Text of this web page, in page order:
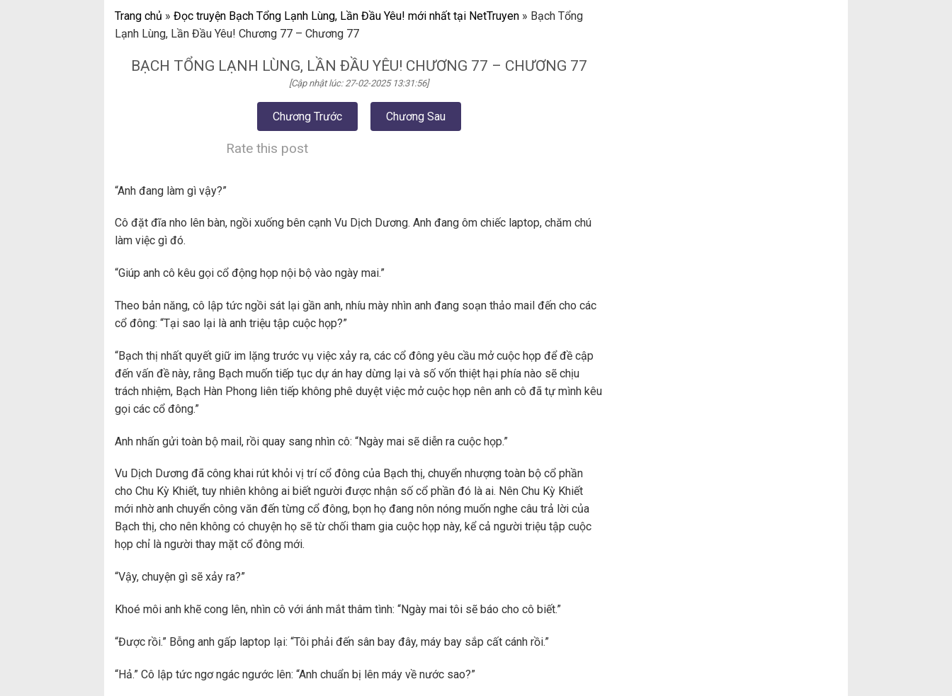
Trang chủ » Đọc truyện Bạch Tổng Lạnh Lùng, Lần Đầu Yêu! mới nhất tại NetTruyen » Bạch Tổng
Lạnh Lùng, Lần Đầu Yêu! Chương 77 – Chương 77
BẠCH TỔNG LẠNH LÙNG, LẦN ĐẦU YÊU! CHƯƠNG 77 – CHƯƠNG 77
[Cập nhật lúc: 27-02-2025 13:31:56]
Chương Trước Chương Sau
Rate this post
“Anh đang làm gì vậy?”
Cô đặt đĩa nho lên bàn, ngồi xuống bên cạnh Vu Dịch Dương. Anh đang ôm chiếc laptop, chăm chú
làm việc gì đó.
“Giúp anh cô kêu gọi cổ động họp nội bộ vào ngày mai.”
Theo bản năng, cô lập tức ngồi sát lại gần anh, nhíu mày nhìn anh đang soạn thảo mail đến cho các
cổ đông: “Tại sao lại là anh triệu tập cuộc họp?”
“Bạch thị nhất quyết giữ im lặng trước vụ việc xảy ra, các cổ đông yêu cầu mở cuộc họp để đề cập
đến vấn đề này, rằng Bạch muốn tiếp tục dự án hay dừng lại và số vốn thiệt hại phía nào sẽ chịu
trách nhiệm, Bạch Hàn Phong liên tiếp không phê duyệt việc mở cuộc họp nên anh cô đã tự mình kêu
gọi các cổ đông.”
Anh nhấn gửi toàn bộ mail, rồi quay sang nhìn cô: “Ngày mai sẽ diễn ra cuộc họp.”
Vu Dịch Dương đã công khai rút khỏi vị trí cổ đông của Bạch thị, chuyển nhượng toàn bộ cổ phần
cho Chu Kỳ Khiết, tuy nhiên không ai biết người được nhận số cổ phần đó là ai. Nên Chu Kỳ Khiết
mới nhờ anh chuyển công văn đến từng cổ đông, bọn họ đang nôn nóng muốn nghe câu trả lời của
Bạch thị, cho nên không có chuyện họ sẽ từ chối tham gia cuộc họp này, kể cả người triệu tập cuộc
họp chỉ là người thay mặt cổ đông mới.
“Vậy, chuyện gì sẽ xảy ra?”
Khoé môi anh khẽ cong lên, nhìn cô với ánh mắt thâm tình: “Ngày mai tôi sẽ báo cho cô biết.”
“Được rồi.” Bỗng anh gấp laptop lại: “Tôi phải đến sân bay đây, máy bay sắp cất cánh rồi.”
“Hả.” Cô lập tức ngơ ngác ngước lên: “Anh chuẩn bị lên máy về nước sao?”